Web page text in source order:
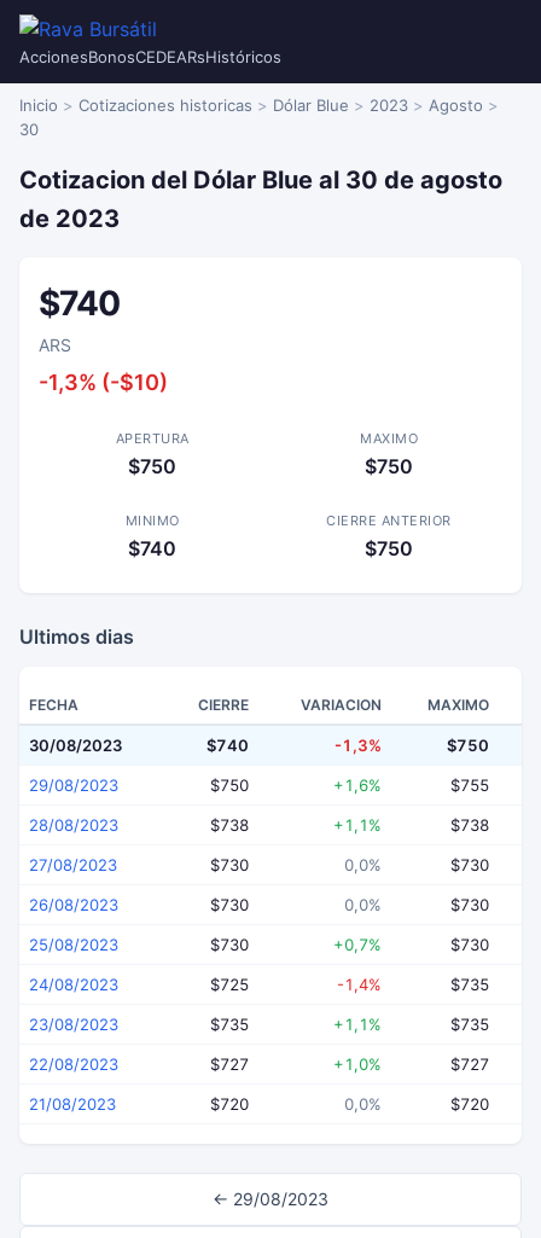
AccionesBonosCEDEARsHistóricos
Inicio Cotizaciones historicas Dólar Blue 2023
Agosto
30
Cotizacion del Dólar Blue al 30 de agosto
de 2023
$740
ARS
-1,3% (-$10)
APERTURA
$750
MAXIMO
$750
MINIMO
$740
CIERRE ANTERIOR
$750
Ultimos dias
FECHA CIERRE VARIACION MAXIMO
30/08/2023 $740 -1,3% $750
29/08/2023 $750 +1,6% $755
28/08/2023 $738 +1,1% $738
27/08/2023 $730 0,0% $730
26/08/2023 $730 0,0% $730
25/08/2023 $730 +0,7% $730
24/08/2023 $725 -1,4% $735
23/08/2023 $735 +1,1% $735
22/08/2023 $727 +1,0% $727
21/08/2023 $720 0,0% $720
← 29/08/2023